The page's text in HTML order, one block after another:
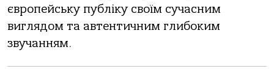
європейську публіку своїм сучасним
виглядом та автентичним глибоким
звучанням.